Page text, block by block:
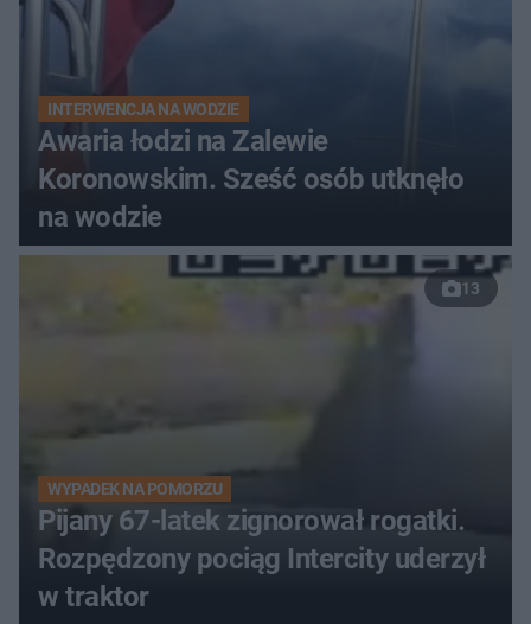
INTERWENCJA NA WODZIE
Awaria łodzi na Zalewie
Koronowskim. Sześć osób utknęło
na wodzie
13
WYPADEK NA POMORZU
Pijany 67-latek zignorował rogatki.
Rozpędzony pociąg Intercity uderzył
w traktor